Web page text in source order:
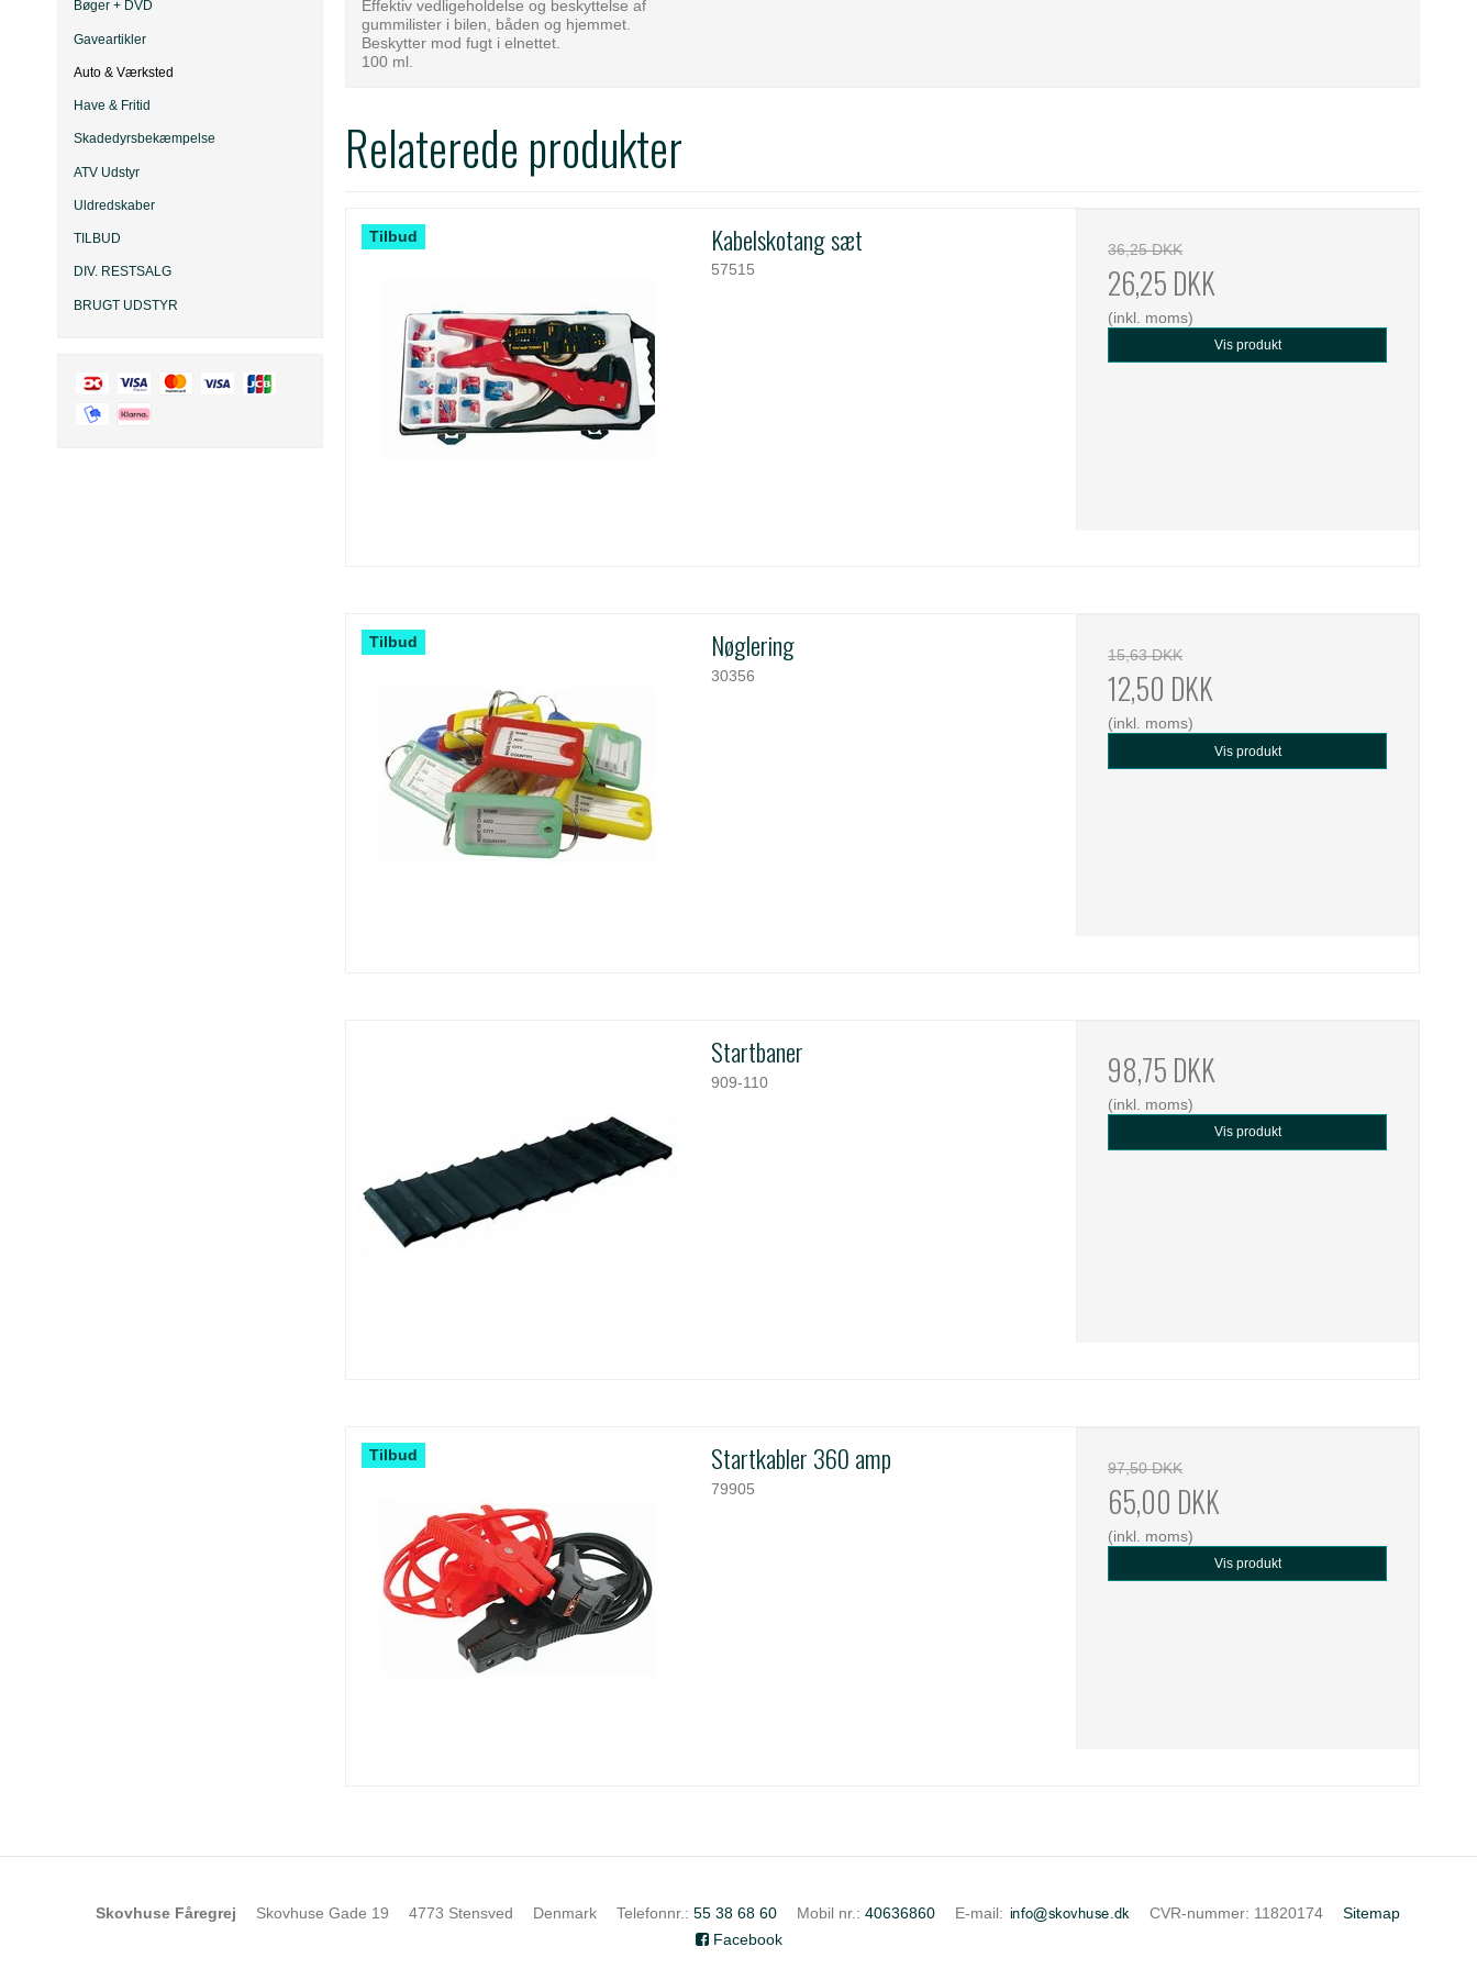
Bøger + DVD
Gaveartikler
Auto & Værksted
Have & Fritid
Skadedyrsbekæmpelse
ATV Udstyr
Uldredskaber
TILBUD
DIV. RESTSALG
BRUGT UDSTYR
Effektiv vedligeholdelse og beskyttelse af
gummilister i bilen, båden og hjemmet.
Beskytter mod fugt i elnettet.
100 ml.
Relaterede produkter
Tilbud Kabelskotang sæt
57515
36,25 DKK
26,25 DKK
(inkl. moms)
Vis produkt
Tilbud Nøglering
30356
15,63 DKK
12,50 DKK
(inkl. moms)
Vis produkt
Startbaner
909-110 98,75 DKK
(inkl. moms)
Vis produkt
Tilbud Startkabler 360 amp
79905
97,50 DKK
65,00 DKK
(inkl. moms)
Vis produkt
Skovhuse Fåregrej Skovhuse Gade 19 4773 Stensved Denmark Telefonnr. : 55 38 68 60 Mobil nr. : 40636860 E-mail: CVR-nummer: 11820174
Sitemap
Facebook